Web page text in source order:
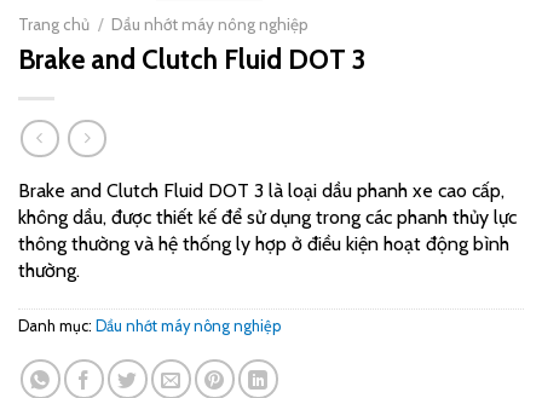
Trang chủ / Dầu nhớt máy nông nghiệp
Brake and Clutch Fluid DOT 3
Brake and Clutch Fluid DOT 3 là loại dầu phanh xe cao cấp,
không dầu, được thiết kế để sử dụng trong các phanh thủy lực
thông thường và hệ thống ly hợp ở điều kiện hoạt động bình
thường.
Danh mục: Dầu nhớt máy nông nghiệp